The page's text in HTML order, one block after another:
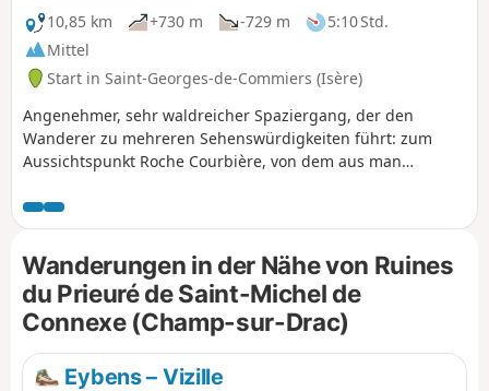
10,85 km
+730 m -729 m
5:10 Std.
Mittel
Start in Saint-Georges-de-Commiers (Isère)
Angenehmer, sehr waldreicher Spaziergang, der den
Wanderer zu mehreren Sehenswürdigkeiten führt: zum
Aussichtspunkt Roche Courbière, von dem aus man
die Gebirgsmassive Vercors und Chartreuse genießen kann,
oder zu den Überresten des Priorats Saint-Michel de
Connexe. Hinter einer Höhle ist der zweite Teil des Abstiegs
erfrischend und steht ganz im Zeichen des Wassers mit
einem kleinen Festival aus Wasserfällen, Mäandern und
Strudeln!
Wanderungen in der Nähe von Ruines
du Prieuré de Saint-Michel de
Connexe (Champ-sur-Drac)
Eybens – Vizille